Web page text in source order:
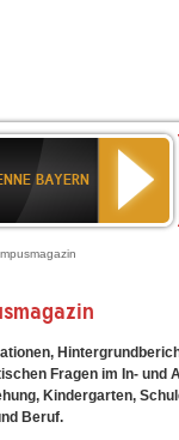
BAYERN
Fragen im In- und
Kindergarten,
Beruf.